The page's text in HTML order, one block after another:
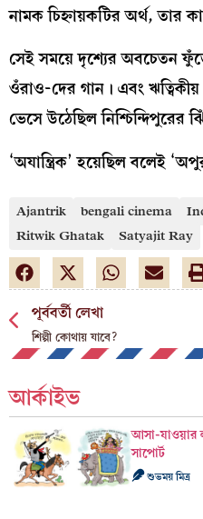
নামক চিহ্নায়কটির অর্থ, তার
সেই সময়ে দৃশ্যের অবচেতন
ওঁরাও-দের গান। এবং
ভেসে উঠেছিল
‘অযান্ত্রিক’ হয়েছিল বলেই
Ajantrik bengali cinema
Ritwik Ghatak
Satyajit Ray
পূর্ববর্তী লেখা
শিল্পী কোথায় যাবে?
আর্কাইভ
আসা-যাওয়ার
সাপোর্ট
শুভময় মিত্র